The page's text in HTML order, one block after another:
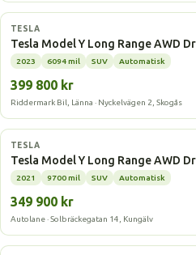
Elbil
TESLA
Tesla Model Y Long Range AWD
2023 6094 mil SUV Automatisk
399 800 kr
Riddermark Bil, Länna · Nyckelvägen 2, Skogås
Elbil
TESLA
Tesla Model Y Long Range AWD
2021 9700 mil SUV Automatisk
349 900 kr
Autolane · Solbräckegatan 14, Kungälv